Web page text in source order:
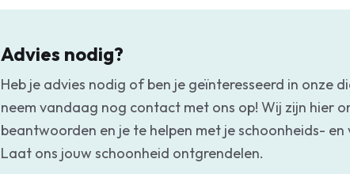
Advies nodig?
Heb je advies nodig of ben je geïnteresseerd in onze
neem vandaag nog contact met ons op! Wij zijn hier
beantwoorden en je te helpen met je schoonheids-
Laat ons jouw schoonheid ontgrendelen.